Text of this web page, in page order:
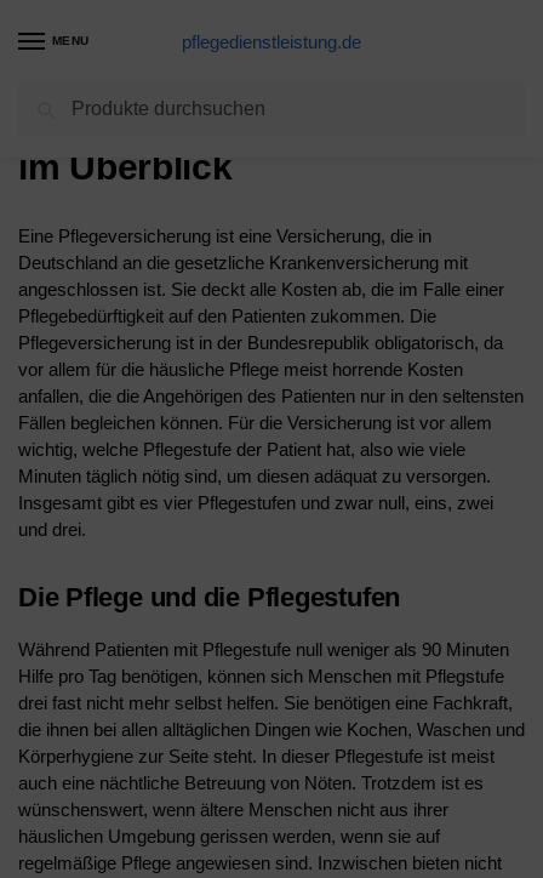
MENU pflegedienstleistung.de
Die Pflege – Alle Leistungen
im Überblick
Eine Pflegeversicherung ist eine Versicherung, die in
Deutschland an die gesetzliche Krankenversicherung mit
angeschlossen ist. Sie deckt alle Kosten ab, die im Falle einer
Pflegebedürftigkeit auf den Patienten zukommen. Die
Pflegeversicherung ist in der Bundesrepublik obligatorisch, da
vor allem für die häusliche Pflege meist horrende Kosten
anfallen, die die Angehörigen des Patienten nur in den seltensten
Fällen begleichen können. Für die Versicherung ist vor allem
wichtig, welche Pflegestufe der Patient hat, also wie viele
Minuten täglich nötig sind, um diesen adäquat zu versorgen.
Insgesamt gibt es vier Pflegestufen und zwar null, eins, zwei
und drei.
Die Pflege und die Pflegestufen
Während Patienten mit Pflegestufe null weniger als 90 Minuten
Hilfe pro Tag benötigen, können sich Menschen mit Pflegstufe
drei fast nicht mehr selbst helfen. Sie benötigen eine Fachkraft,
die ihnen bei allen alltäglichen Dingen wie Kochen, Waschen und
Körperhygiene zur Seite steht. In dieser Pflegestufe ist meist
auch eine nächtliche Betreuung von Nöten. Trotzdem ist es
wünschenswert, wenn ältere Menschen nicht aus ihrer
häuslichen Umgebung gerissen werden, wenn sie auf
regelmäßige Pflege angewiesen sind. Inzwischen bieten nicht